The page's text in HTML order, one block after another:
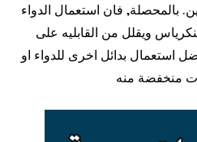
بالمحصلة, فان استعمال الدواء
ويقلل من القابليه على
استعمال بدائل اخرى للدواء او
منخفضة منه